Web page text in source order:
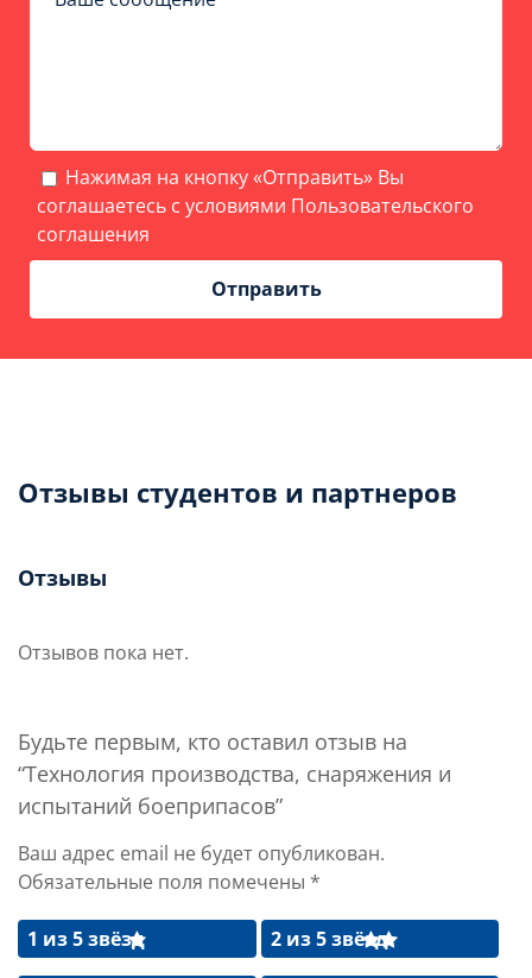
Нажимая на кнопку «Отправить» Вы
соглашаетесь с условиями Пользовательского
соглашения
Отзывы студентов и партнеров
Отзывы
Отзывов пока нет.
Будьте первым, кто оставил отзыв на
“Технология производства, снаряжения и
испытаний боеприпасов”
Ваш адрес email не будет опубликован.
Обязательные поля помечены *
1 из 5 звёзд 2 из 5 звёзд